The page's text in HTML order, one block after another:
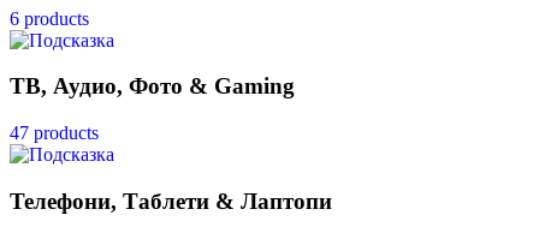
6 products
ТВ, Аудио, Фото & Gaming
47 products
Телефони, Таблети & Лаптопи